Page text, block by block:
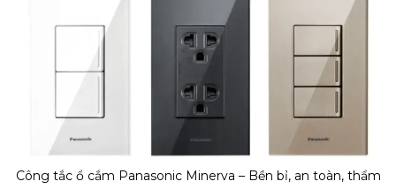
Công tắc ổ cắm Panasonic Minerva – Bền bỉ, an toàn, thẩm